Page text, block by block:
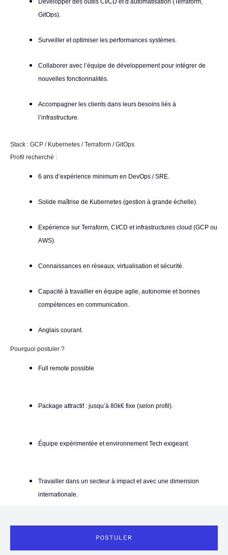
Développer des outils CI/CD et d’automatisation (Terraform,
GitOps).
Surveiller et optimiser les performances systèmes.
Collaborer avec l’équipe de développement pour intégrer de
nouvelles fonctionnalités.
Accompagner les clients dans leurs besoins liés à
l’infrastructure.
Stack : GCP / Kubernetes / Terraform / GitOps
Profil recherché :
6 ans d’expérience minimum en DevOps / SRE.
Solide maîtrise de Kubernetes (gestion à grande échelle).
Expérience sur Terraform, CI/CD et infrastructures cloud (GCP ou
AWS).
Connaissances en réseaux, virtualisation et sécurité.
Capacité à travailler en équipe agile, autonomie et bonnes
compétences en communication.
Anglais courant.
Pourquoi postuler ?
Full remote possible
Package attractif : jusqu’à 80k€ fixe (selon profil).
Équipe expérimentée et environnement Tech exigeant.
Travailler dans un secteur à impact et avec une dimension
internationale.
POSTULER